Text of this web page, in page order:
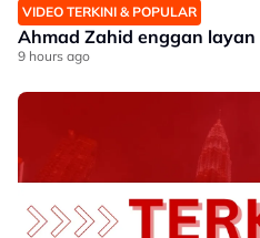
VIDEO TERKINI & POPULAR
Ahmad Zahid enggan
9 hours ago